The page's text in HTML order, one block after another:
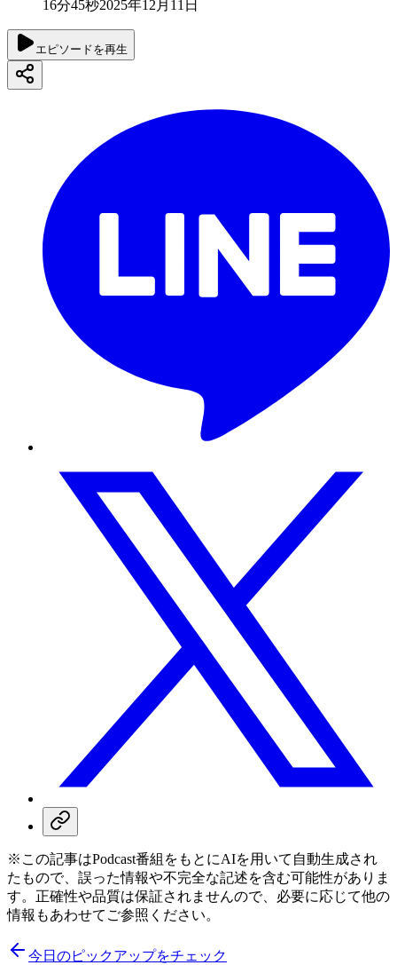
16分45秒2025年12月11日
エピソードを再生
※この記事はPodcast番組をもとにAIを用いて自動生成され
たもので、誤った情報や不完全な記述を含む可能性がありま
す。正確性や品質は保証されませんので、必要に応じて他の
情報もあわせてご参照ください。
今日のピックアップをチェック